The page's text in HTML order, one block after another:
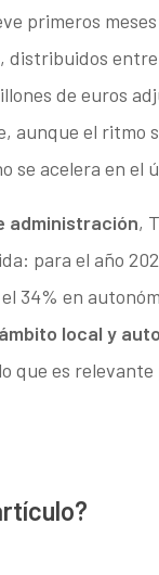
primeros
, distribuidos
de euros
aunque el ritmo
se acelera en el
administración,
para el año
34% en
local y
que es